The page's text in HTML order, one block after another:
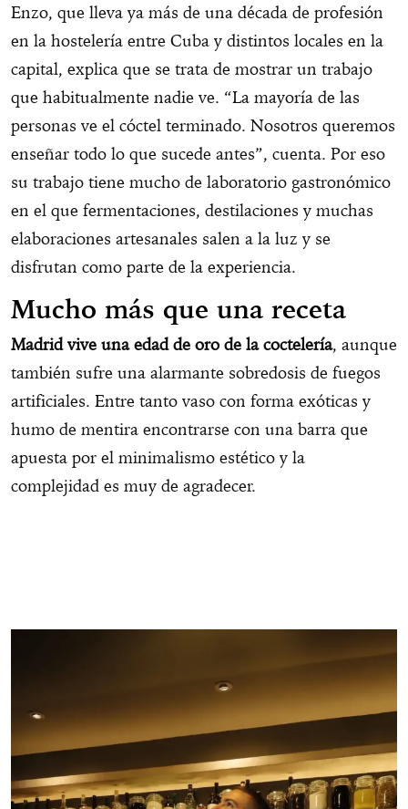
Enzo, que lleva ya más de una década de profesión
en la hostelería entre Cuba y distintos locales en la
capital, explica que se trata de mostrar un trabajo
que habitualmente nadie ve. “La mayoría de las
personas ve el cóctel terminado. Nosotros queremos
enseñar todo lo que sucede antes”, cuenta. Por eso
su trabajo tiene mucho de laboratorio gastronómico
en el que fermentaciones, destilaciones y muchas
elaboraciones artesanales salen a la luz y se
disfrutan como parte de la experiencia.
Mucho más que una receta
Madrid vive una edad de oro de la coctelería, aunque
también sufre una alarmante sobredosis de fuegos
artificiales. Entre tanto vaso con forma exóticas y
humo de mentira encontrarse con una barra que
apuesta por el minimalismo estético y la
complejidad es muy de agradecer.